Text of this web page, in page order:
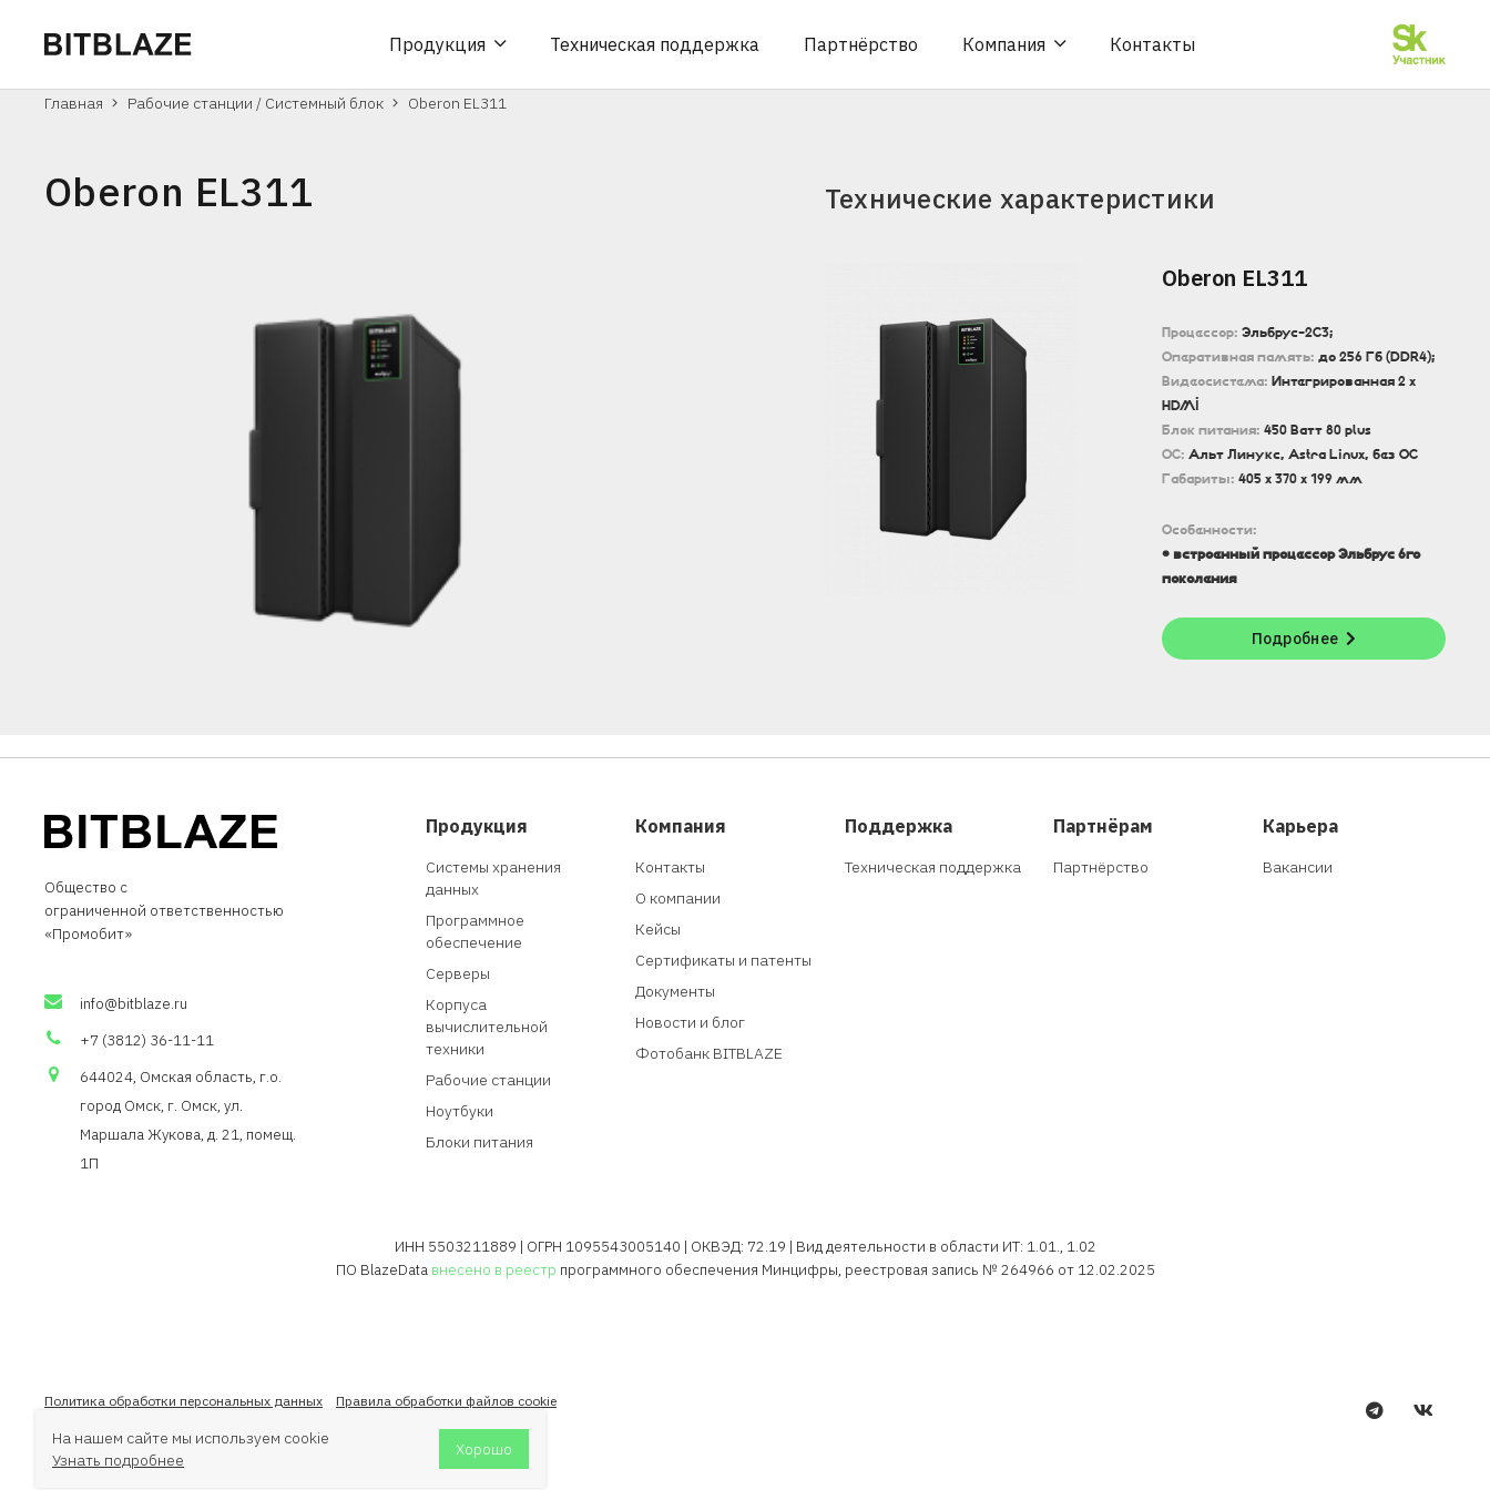
Продукция Техническая поддержка Партнёрство Компания Контакты
Главная Рабочие станции / Системный блок Oberon EL311
Oberon EL311 Технические характеристики
Oberon EL311
Процессор: Эльбрус-2С3;
Оперативная память: до 256 Гб (DDR4);
Видеосистема: Интегрированная 2 x
HDMI
Блок питания: 450 Ватт 80 plus
ОС: Альт Линукс, Astra Linux, без ОС
Габариты: 405 x 370 x 199 мм
Особенности:
• встроенный процессор Эльбрус 6го
поколения
Подробнее
Общество с
ограниченной ответственностью
«Промобит»
info@bitblaze.ru
+7 (3812) 36-11-11
644024, Омская область, г.о.
город Омск, г. Омск, ул.
Маршала Жукова, д. 21, помещ.
1П
Продукция
Системы хранения
данных
Программное
обеспечение
Серверы
Корпуса
вычислительной
техники
Рабочие станции
Ноутбуки
Блоки питания
Компания
Контакты
О компании
Кейсы
Сертификаты и патенты
Документы
Новости и блог
Фотобанк BITBLAZE
Поддержка
Техническая поддержка
Партнёрам
Партнёрство
Карьера
Вакансии
ИНН 5503211889 | ОГРН 1095543005140 | ОКВЭД: 72.19 | Вид деятельности в области ИТ: 1.01., 1.02
ПО BlazeData внесено в реестр программного обеспечения Минцифры, реестровая запись № 264966 от 12.02.2025
Политика обработки персональных данных Правила обработки файлов cookie
На нашем сайте мы используем cookie
Узнать подробнее
Хорошо